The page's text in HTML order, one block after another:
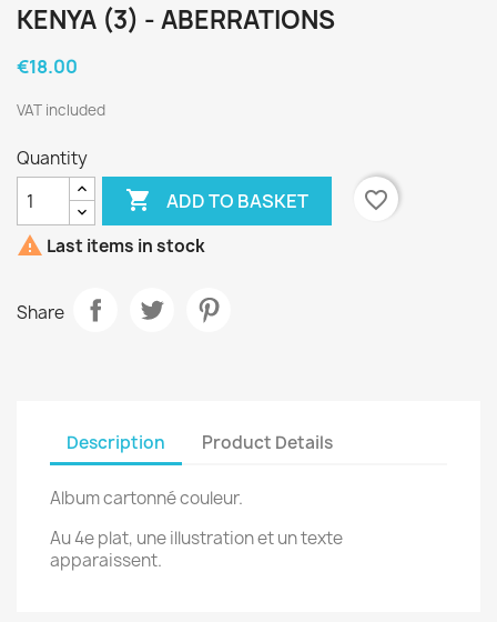
KENYA (3) - ABERRATIONS
€18.00
VAT included
Quantity
 ADD TO BASKET
favorite_border
 Last items in stock
Share
Description Product Details
Album cartonné couleur.
Au 4e plat, une illustration et un texte
apparaissent.